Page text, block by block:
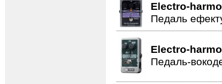
Electro-
Педаль
Electro-
Педаль-